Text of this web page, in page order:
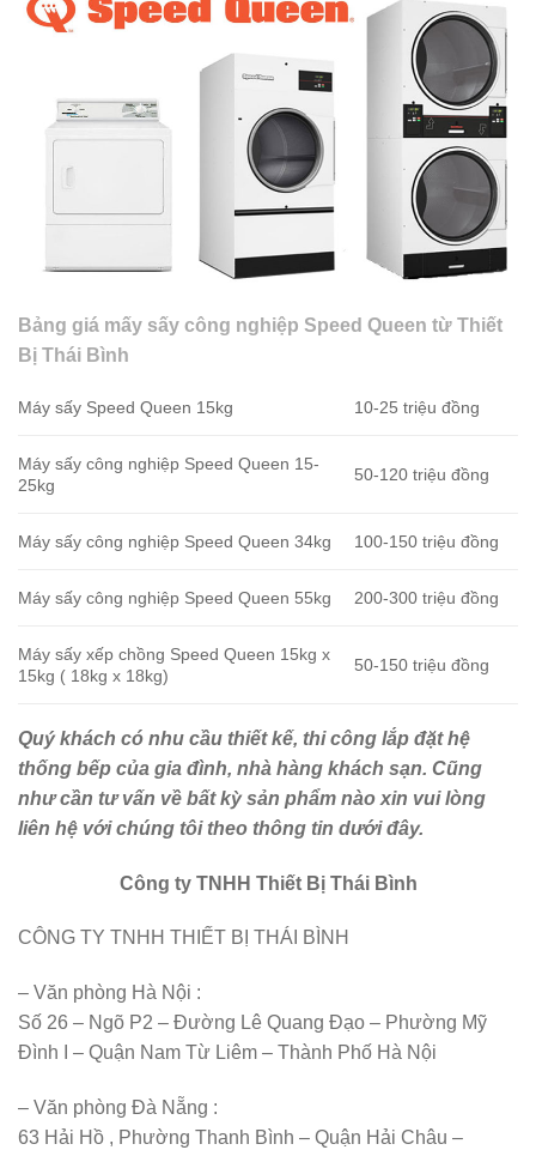
Bảng giá mấy sấy công nghiệp Speed Queen từ Thiết
Bị Thái Bình
Máy sấy Speed Queen 15kg 10-25 triệu đồng
Máy sấy công nghiệp Speed Queen 15-
25kg
50-120 triệu đồng
Máy sấy công nghiệp Speed Queen 34kg 100-150 triệu đồng
Máy sấy công nghiệp Speed Queen 55kg 200-300 triệu đồng
Máy sấy xếp chồng Speed Queen 15kg x
15kg ( 18kg x 18kg)
50-150 triệu đồng
Quý khách có nhu cầu thiết kế, thi công lắp đặt hệ
thống bếp của gia đình, nhà hàng khách sạn. Cũng
nhưcần tưvấn về bất kỳsản phẩm nào xin vui lòng
liên hệ với chúng tôi theo thông tin dướiđây.
Công ty TNHH Thiết BịThái Bình
CÔNG TY TNHH THIẾT BỊ THÁI BÌNH
– Văn phòng Hà Nội :
Số 26 – Ngõ P2 – Đường Lê Quang Đạo – Phường Mỹ
Đình I – Quận Nam Từ Liêm – Thành Phố Hà Nội
– Văn phòng Đà Nẵng :
63 Hải Hồ , Phường Thanh Bình – Quận Hải Châu –